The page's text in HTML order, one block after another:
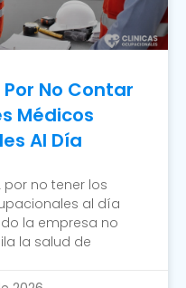
Por No Contar
Médicos
Al Día
por no tener los
al día
la empresa no
la salud de